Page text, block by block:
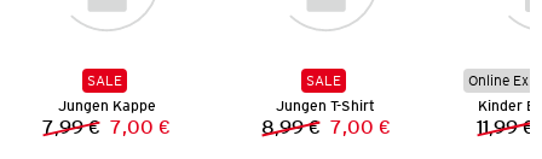
SALE
Jungen Kappe
Vorheriger Preis:
7,99 € Neuer Preis:
7,00 €
SALE
Jungen T-Shirt
Vorheriger Preis:
8,99 € Neuer Preis:
7,00 €
Online
Kinder
11,99 €